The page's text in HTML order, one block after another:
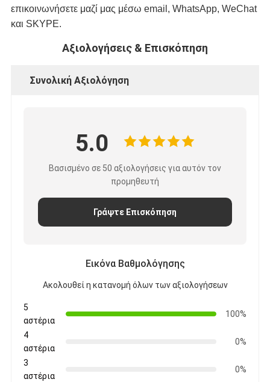
επικοινωνήσετε μαζί μας μέσω email, WhatsApp, WeChat
και SKYPE.
Αξιολογήσεις & Επισκόπηση
Συνολική Αξιολόγηση
5.0
Βασισμένο σε 50 αξιολογήσεις για αυτόν τον
προμηθευτή
Γράψτε Επισκόπηση
Εικόνα Βαθμολόγησης
Ακολουθεί η κατανομή όλων των αξιολογήσεων
5
αστέρια
100%
4
αστέρια
0%
3
αστέρια
0%